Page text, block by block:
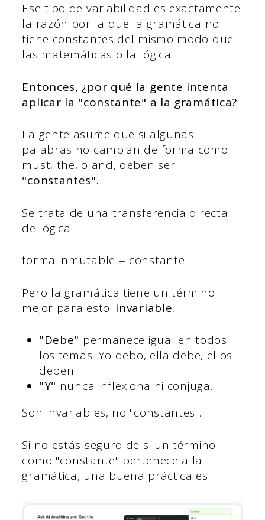
Ese tipo de variabilidad es exactamente
la razón por la que la gramática no
tiene constantes del mismo modo que
las matemáticas o la lógica.
Entonces, ¿por qué la gente intenta
aplicar la "constante" a la gramática?
La gente asume que si algunas
palabras no cambian de forma como
must, the, o and, deben ser
"constantes".
Se trata de una transferencia directa
de lógica:
forma inmutable = constante
Pero la gramática tiene un término
mejor para esto: invariable.
"Debe" permanece igual en todos
los temas: Yo debo, ella debe, ellos
deben.
"Y" nunca inflexiona ni conjuga.
Son invariables, no "constantes".
Si no estás seguro de si un término
como "constante" pertenece a la
gramática, una buena práctica es: